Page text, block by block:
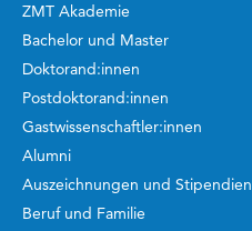
ZMT Akademie
Bachelor und Master
Doktorand:innen
Postdoktorand:innen
Gastwissenschaftler:innen
Alumni
Auszeichnungen und Stipendien
Beruf und Familie